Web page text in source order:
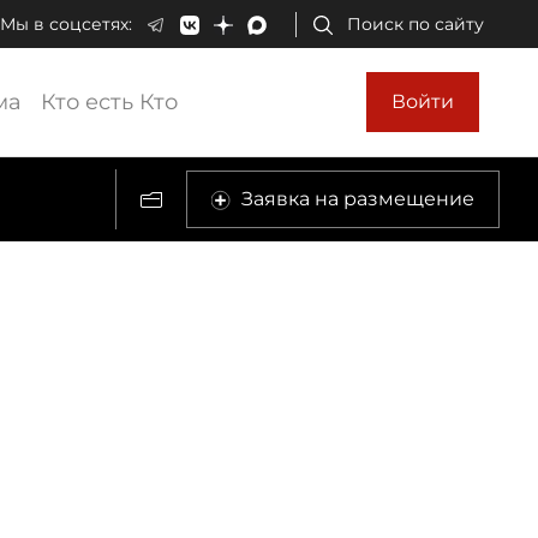
Мы в соцсетях: Поиск по сайту
Кто есть Кто Войти
Заявка на размещение